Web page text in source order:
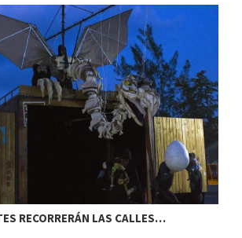
RECORRERÁN LAS CALLES…